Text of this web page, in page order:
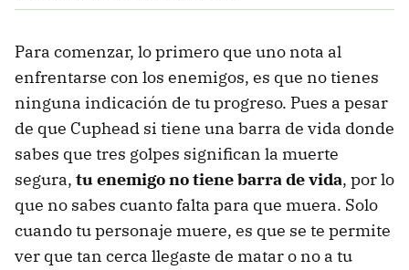
Para comenzar, lo primero que uno nota al
enfrentarse con los enemigos, es que no tienes
ninguna indicación de tu progreso. Pues a pesar
de que Cuphead si tiene una barra de vida donde
sabes que tres golpes significan la muerte
segura, tu enemigo no tiene barra de vida, por lo
que no sabes cuanto falta para que muera. Solo
cuando tu personaje muere, es que se te permite
ver que tan cerca llegaste de matar o no a tu